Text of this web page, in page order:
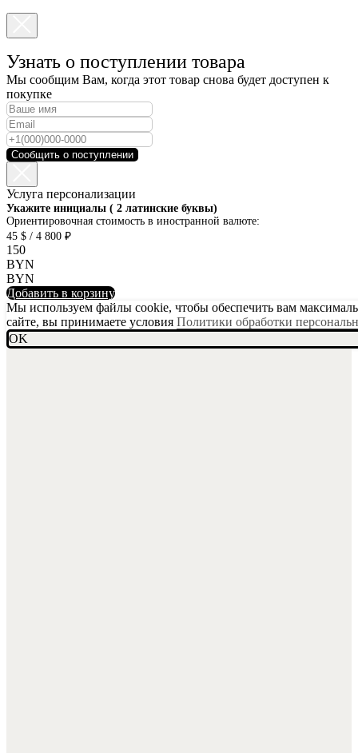
Узнать о поступлении товара
Мы сообщим Вам, когда этот товар снова будет доступен к
покупке
Сообщить о поступлении
Услуга персонализации
Укажите инициалы ( 2 латинские буквы)
Ориентировочная стоимость в иностранной валюте:
45 $ / 4 800 ₽
150
BYN
BYN
Добавить в корзину
Мы используем файлы cookie, чтобы обеспечить вам
сайте, вы принимаете условия Политики обработки
OK